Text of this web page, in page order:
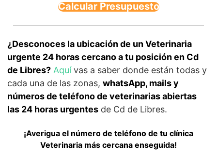
Calcular Presupuesto
¿Desconoces la ubicación de un Veterinaria
urgente 24 horas cercano a tu posición en Cd
de Libres? Aquívas a saber donde están todas y
cada una de las zonas, whatsApp, mails y
números de teléfono de veterinarias abiertas
las 24 horas urgentes de Cd de Libres.
¡Averigua el número de teléfono de tu clínica
Veterinaria más cercana enseguida!